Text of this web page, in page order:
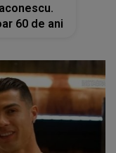
60 de ani